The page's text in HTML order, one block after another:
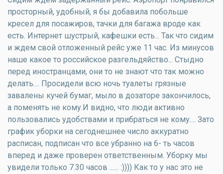
просторный, удобный, я бы добавила побольше
кресел для посажиров, тачки для багажа вроде как
есть. Интернет шустрый, кафешки есть... Так что сидим
и ждем свой отложенный рейс уже 11 час. Из минусов
наше какое то российское разгельдяйство... Стыдно
перед иностранцами, они то не знают что так можно
делать.... Просидели всю ночь туалеты грязные
завалены кучей бумаг, мыло в дозаторе закончилось,
а поменять не кому.И видно, что люди активно
пользовались удобствами и прибраться не кому.... Зато
график уборки на сегоднешнее число аккуратно
расписан, подписан что все убранно на 6- ть часов
вперед и даже проверен ответственным. Уборку мы
увидели только 7.30 часов ...... :)))) Как то у нас это не